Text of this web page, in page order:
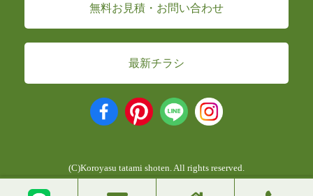
無料お見積・お問い合わせ
最新チラシ
(C)Koroyasu tatami shoten. All rights reserved.